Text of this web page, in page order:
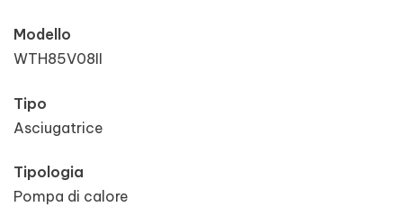
Modello
WTH85V08II
Tipo
Asciugatrice
Tipologia
Pompa di calore